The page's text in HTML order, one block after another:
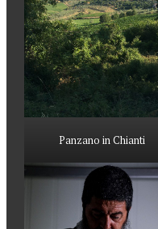
Panzano in Chianti